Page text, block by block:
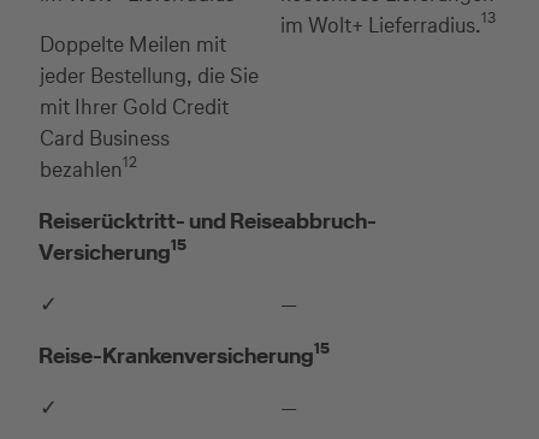
Doppelte Meilen mit
jeder Bestellung, die Sie
mit Ihrer Gold Credit
Card Business
bezahlen12
im Wolt+ Lieferradius.13
Reiserücktritt- und Reiseabbruch-
Versicherung15
✓
—
Reise-Krankenversicherung15
✓
—